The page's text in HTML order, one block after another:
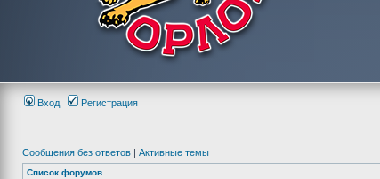
Вход Регистрация
Сообщения без ответов | Активные темы
Список форумов